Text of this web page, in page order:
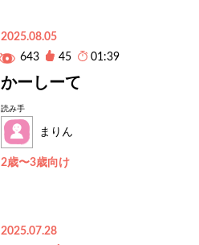
2025.08.05
643
45 01:39
かーしーて
読み手
まりん
2歳〜3歳向け
2025.07.28